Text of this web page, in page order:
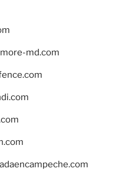
md.com